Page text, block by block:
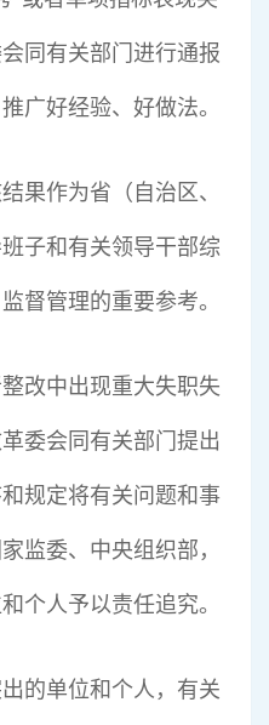
同有关部门进行通报
广好经验、好做法。
果作为省（自治区、
子和有关领导干部综
督管理的重要参考。
改中出现重大失职失
委会同有关部门提出
规定将有关问题和事
监委、中央组织部，
个人予以责任追究。
的单位和个人，有关